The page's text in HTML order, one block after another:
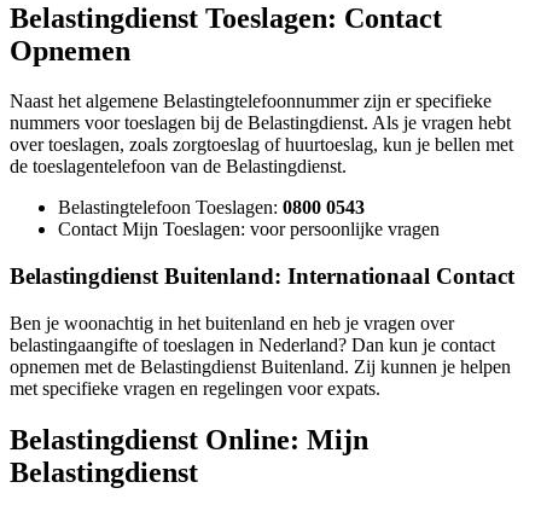
Belastingdienst Toeslagen: Contact
Opnemen
Naast het algemene Belastingtelefoonnummer zijn er specifieke
nummers voor toeslagen bij de Belastingdienst. Als je vragen hebt
over toeslagen, zoals zorgtoeslag of huurtoeslag, kun je bellen met
de toeslagentelefoon van de Belastingdienst.
Belastingtelefoon Toeslagen: 0800 0543
Contact Mijn Toeslagen: voor persoonlijke vragen
Belastingdienst Buitenland: Internationaal Contact
Ben je woonachtig in het buitenland en heb je vragen over
belastingaangifte of toeslagen in Nederland? Dan kun je contact
opnemen met de Belastingdienst Buitenland. Zij kunnen je helpen
met specifieke vragen en regelingen voor expats.
Belastingdienst Online: Mijn
Belastingdienst